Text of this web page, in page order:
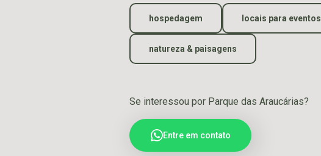
hospedagem locais para eventos
natureza & paisagens
Se interessou por Parque das Araucárias?
Entre em contato